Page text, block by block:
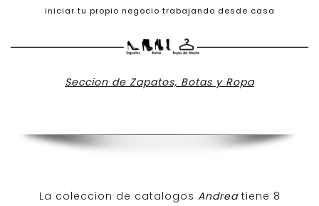
iniciar tu propio negocio trabajando desde casa
Seccion de Zapatos, Botas y Ropa
La coleccion de catalogos Andreatiene 8